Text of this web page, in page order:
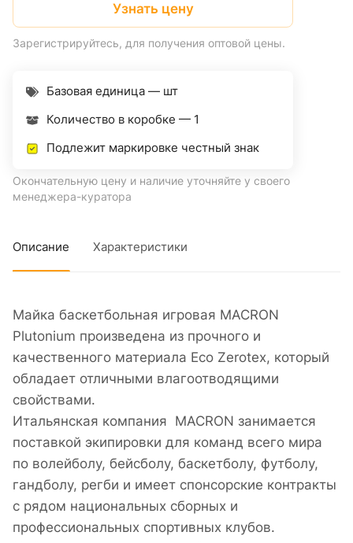
Узнать цену
Зарегистрируйтесь, для получения оптовой цены.
Базовая единица — шт
Количество в коробке — 1
Подлежит маркировке честный знак
Окончательную цену и наличие уточняйте у своего
менеджера-куратора
Описание Характеристики
Майка баскетбольная игровая MACRON
Plutonium произведена из прочного и
качественного материала Eco Zerotex, который
обладает отличными влагоотводящими
свойствами.
Итальянская компания MACRON занимается
поставкой экипировки для команд всего мира
по волейболу, бейсболу, баскетболу, футболу,
гандболу, регби и имеет спонсорские контракты
с рядом национальных сборных и
профессиональных спортивных клубов.